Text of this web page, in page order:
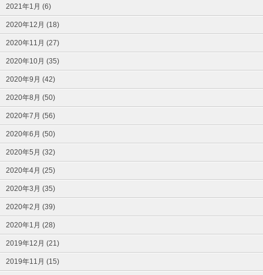
2021年1月 (6)
2020年12月 (18)
2020年11月 (27)
2020年10月 (35)
2020年9月 (42)
2020年8月 (50)
2020年7月 (56)
2020年6月 (50)
2020年5月 (32)
2020年4月 (25)
2020年3月 (35)
2020年2月 (39)
2020年1月 (28)
2019年12月 (21)
2019年11月 (15)